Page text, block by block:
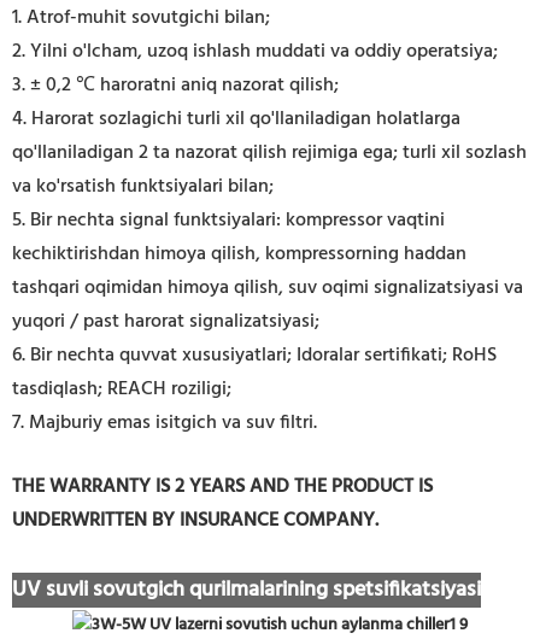
1. Atrof-muhit sovutgichi bilan;
2. Yilni o'lcham, uzoq ishlash muddati va oddiy operatsiya;
3. ± 0,2 ℃ haroratni aniq nazorat qilish;
4. Harorat sozlagichi turli xil qo'llaniladigan holatlarga
qo'llaniladigan 2 ta nazorat qilish rejimiga ega; turli xil sozlash
va ko'rsatish funktsiyalari bilan;
5. Bir nechta signal funktsiyalari: kompressor vaqtini
kechiktirishdan himoya qilish, kompressorning haddan
tashqari oqimidan himoya qilish, suv oqimi signalizatsiyasi va
yuqori / past harorat signalizatsiyasi;
6. Bir nechta quvvat xususiyatlari; Idoralar sertifikati; RoHS
tasdiqlash; REACH roziligi;
7. Majburiy emas isitgich va suv filtri.
THE WARRANTY IS 2 YEARS AND THE PRODUCT IS
UNDERWRITTEN BY INSURANCE COMPANY.
UV suvli sovutgich qurilmalarining spetsifikatsiyasi